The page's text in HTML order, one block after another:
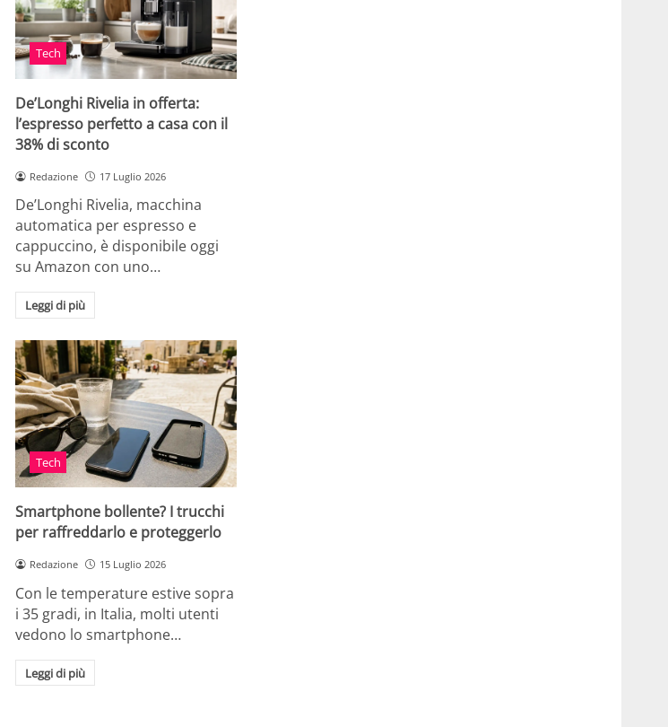
Tech
De’Longhi Rivelia in offerta:
l’espresso perfetto a casa con il
38% di sconto
Redazione 17 Luglio 2026
De’Longhi Rivelia, macchina
automatica per espresso e
cappuccino, è disponibile oggi
su Amazon con uno…
Leggi di più
Tech
Smartphone bollente? I trucchi
per raffreddarlo e proteggerlo
Redazione 15 Luglio 2026
Con le temperature estive sopra
i 35 gradi, in Italia, molti utenti
vedono lo smartphone…
Leggi di più